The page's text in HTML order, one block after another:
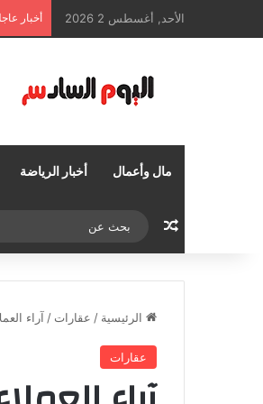
الأحد, أغسطس 2 2026 أخبار
مال وأعمال أخبار الرياضة
مقال عشوائي
الرئيسية / عقارات / آراء
عقارات